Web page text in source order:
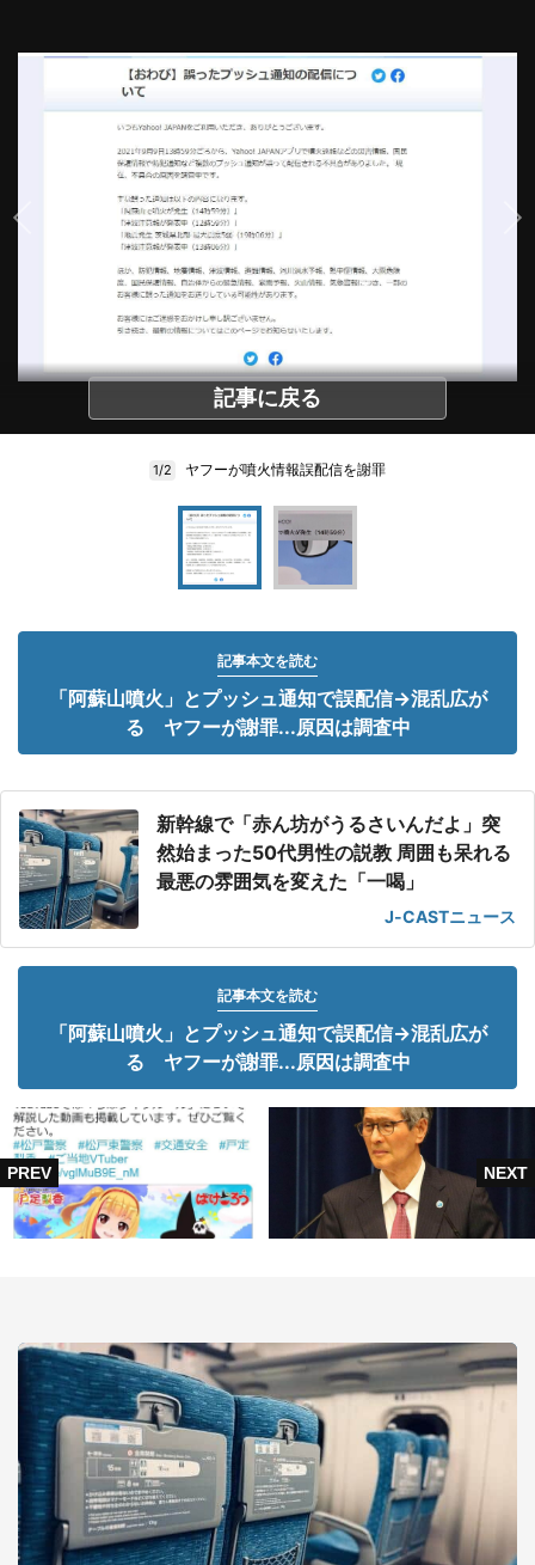
記事に戻る
1/2 ヤフーが噴火情報誤配信を謝罪
記事本文を読む
「阿蘇山噴火」とプッシュ通知で誤配信→混乱広が
る ヤフーが謝罪...原因は調査中
新幹線で「赤ん坊がうるさいんだよ」突
然始まった50代男性の説教 周囲も呆れる
最悪の雰囲気を変えた「一喝」
J-CASTニュース
記事本文を読む
「阿蘇山噴火」とプッシュ通知で誤配信→混乱広が
る ヤフーが謝罪...原因は調査中